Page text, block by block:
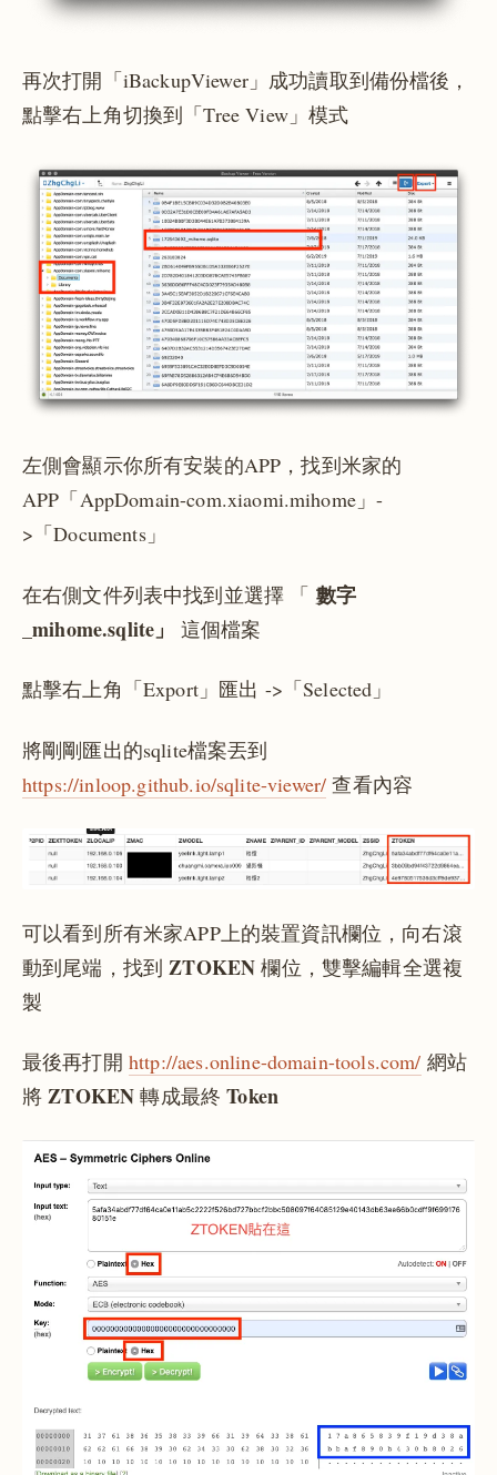
再次打開「iBackupViewer」成功讀取到備份檔後，
點擊右上角切換到「Tree View」模式
左側會顯示你所有安裝的APP，找到米家的
APP「AppDomain-com.xiaomi.mihome」-
>「Documents」
在右側文件列表中找到並選擇 「 數字
_mihome.sqlite」
這個檔案
點擊右上角「Export」匯出 ->「Selected」
將剛剛匯出的sqlite檔案丟到
https://inloop.github.io/sqlite-viewer/ 查看內容
可以看到所有米家APP上的裝置資訊欄位，向右滾
動到尾端，找到 ZTOKEN 欄位，雙擊編輯全選複
製
最後再打開 http://aes.online-domain-tools.com/ 網站
將ZTOKEN 轉成最終Token